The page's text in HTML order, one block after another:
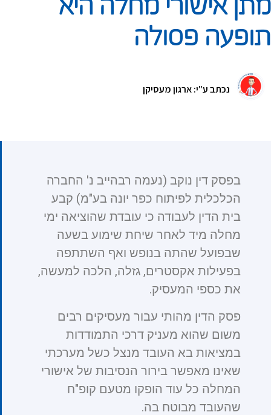
מתן אישורי מחלה היא
תופעה פסולה
נכתב ע"י: ארגון מעסיקן
בפסק דין נוקב (נעמה רבהייב נ' החברה
הכלכלית לפיתוח כפר יונה בע"מ) קבע
בית הדין לעבודה כי עובדת שהוציאה ימי
מחלה מיד לאחר שיחת שימוע בשעה
שבפועל שהתה בנופש ואף השתתפה
בפעילות אקסטרים, גזלה, הלכה למעשה,
את כספי המעסיק.
פסק הדין מהותי עבור מעסיקים רבים
משום שהוא מעניק דרכי התמודדות
במציאות בא העובד מנצל כשל מערכתי
שאינו מאפשר בירור הנסיבות של אישורי
המחלה כל עוד הופקו מטעם קופ"ח
שהעובד מבוטח בה.